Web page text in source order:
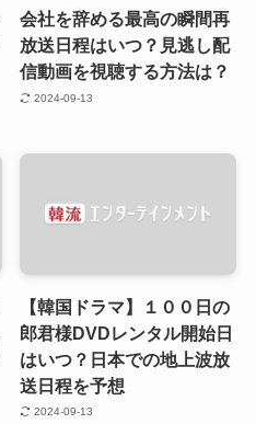
会社を辞める最高の瞬間再
放送日程はいつ？見逃し配
信動画を視聴する方法は？
2024-09-13
【韓国ドラマ】１００日の
郎君様DVDレンタル開始日
はいつ？日本での地上波放
送日程を予想
2024-09-13